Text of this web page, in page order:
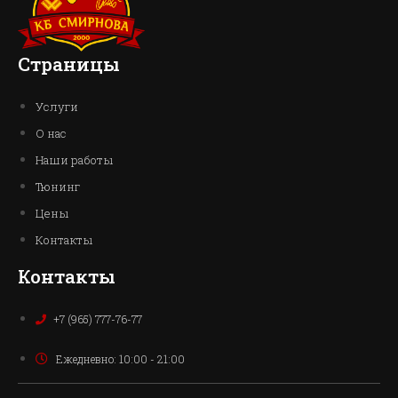
Страницы
Услуги
О нас
Наши работы
Тюнинг
Цены
Контакты
Контакты
+7 (965) 777-76-77
Ежедневно: 10:00 - 21:00